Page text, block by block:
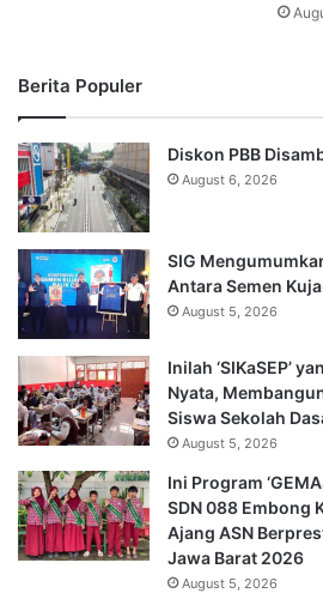
Berita Populer
Diskon PBB
August 6, 2026
SIG
Antara Semen
August 5, 2026
Inilah ‘SIKaSEP’
Nyata,
Siswa Sekolah
August 5, 2026
Ini Program
SDN 088 Embong
Ajang ASN
Jawa Barat 2026
August 5, 2026